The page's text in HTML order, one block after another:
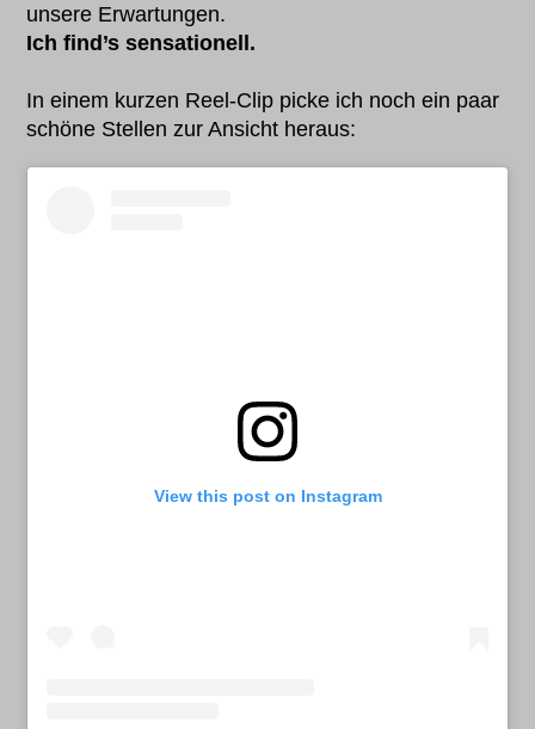
unsere Erwartungen.
Ich find’s sensationell.
In einem kurzen Reel-Clip picke ich noch ein paar
schöne Stellen zur Ansicht heraus:
View this post on Instagram